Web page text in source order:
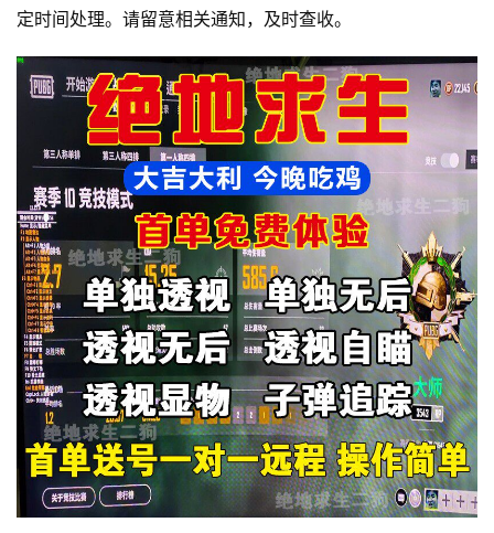
定时间处理。请留意相关通知，及时查收。